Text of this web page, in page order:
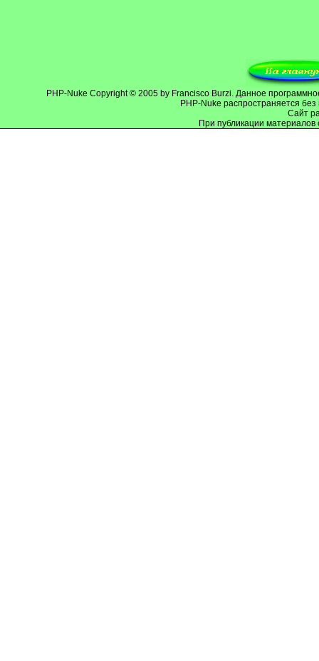
PHP-Nuke Copyright © 2005 by Francisco Burzi. Данное
PHP-Nuke распространяется
Cайт
При публикации